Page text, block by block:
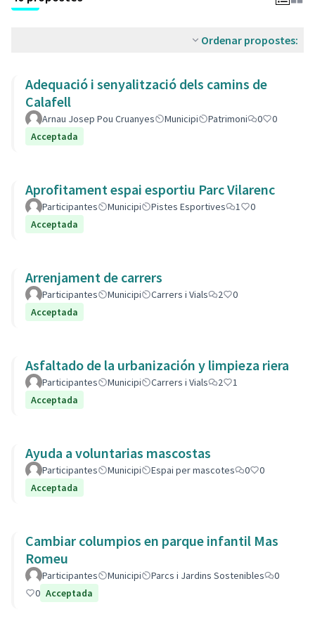
Ordenar propostes:
Adequació i senyalització dels camins de
Calafell
Arnau Josep Pou Cruanyes Municipi Patrimoni 0
0
Acceptada
Aprofitament espai esportiu Parc Vilarenc
Participantes Municipi Pistes Esportives 1
0
Acceptada
Arrenjament de carrers
Participantes Municipi Carrers i Vials 2
0
Acceptada
Asfaltado de la urbanización y limpieza riera
Participantes Municipi Carrers i Vials 2
1
Acceptada
Ayuda a voluntarias mascostas
Participantes Municipi Espai per mascotes 0
0
Acceptada
Cambiar columpios en parque infantil Mas
Romeu
Participantes Municipi Parcs i Jardins Sostenibles
0
0 Acceptada